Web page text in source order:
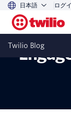
日本語 ログ
Twilio Blog